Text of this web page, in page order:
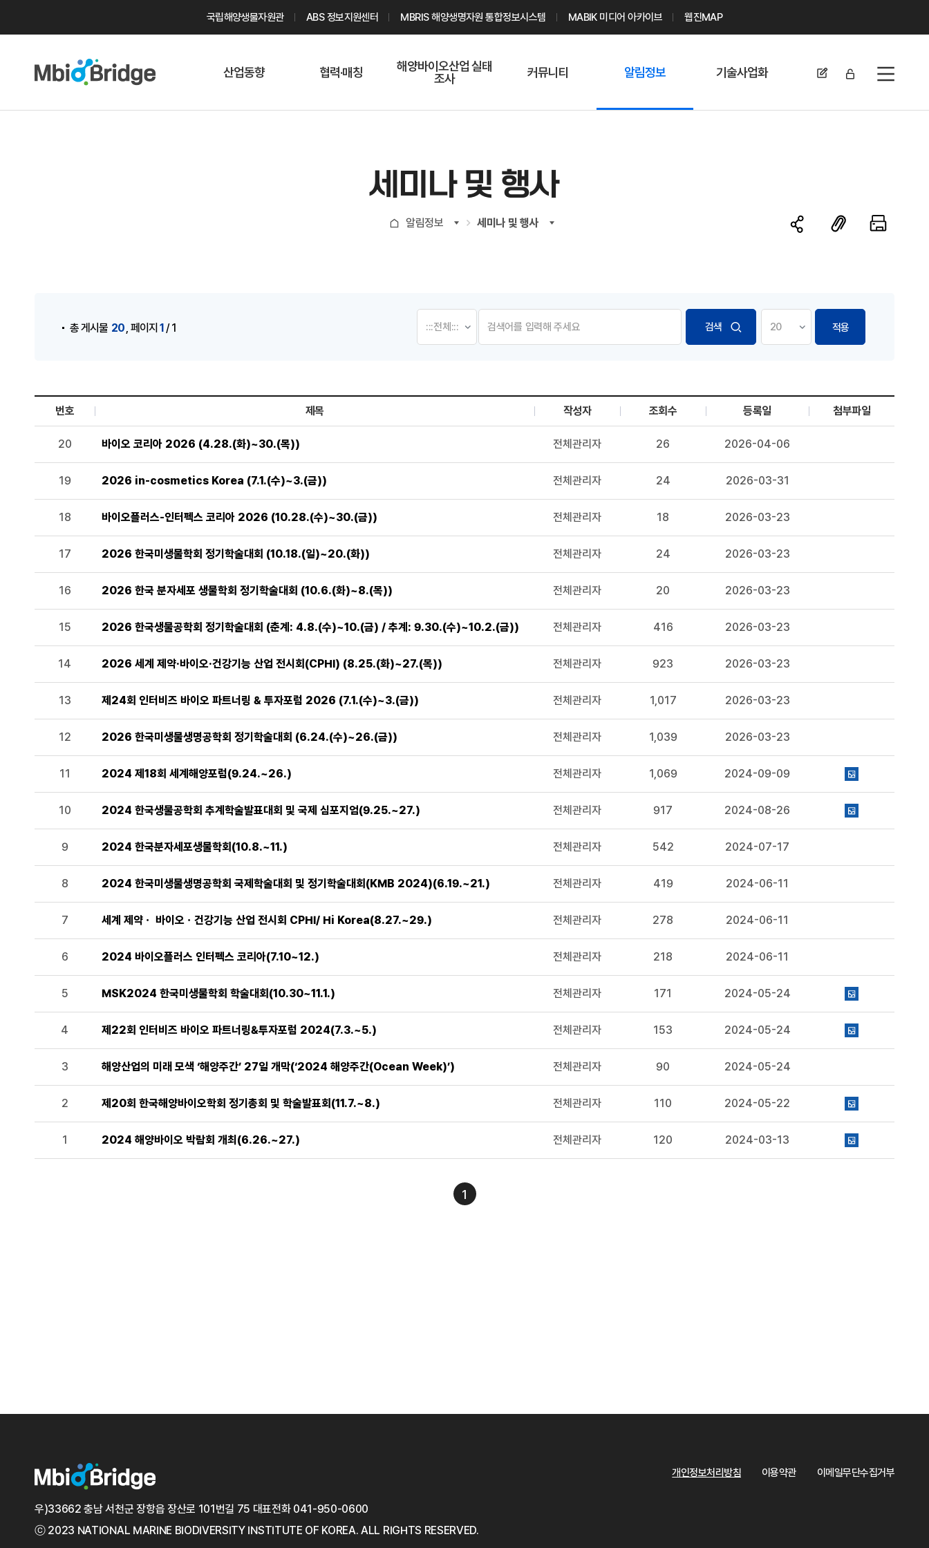
국립해양생물자원관 ABS 정보지원센터 MBRIS 해양생명자원 통합정보시스템 MABIK 미디어 아카이브 웹진MAP
전체메뉴
산업동향 협력·매칭
해양바이오산업 실태
조사
커뮤니티
지식포럼
해양바이오
기업현황
알림정보 기술사업화
세미나 및 행사
알림정보 세미나 및 행사
총 게시물 20 ,페이지1/ 1 적용
세미나 및 행사 목록으로 번호, 제목, 작성자, 조회수,등록일, 첨부파일로 나열 되고 있습니다.
번호 제목 작성자 조회수 등록일 첨부파일
20 바이오 코리아 2026 (4.28.(화)~30.(목)) 전체관리자 26 2026-04-06
19 2026 in-cosmetics Korea (7.1.(수)~3.(금)) 전체관리자 24 2026-03-31
18 바이오플러스-인터펙스 코리아 2026 (10.28.(수)~30.(금)) 전체관리자 18 2026-03-23
17 2026 한국미생물학회 정기학술대회 (10.18.(일)~20.(화)) 전체관리자 24 2026-03-23
16 2026 한국 분자세포 생물학회 정기학술대회 (10.6.(화)~8.(목)) 전체관리자 20 2026-03-23
15 2026 한국생물공학회 정기학술대회 (춘계: 4.8.(수)~10.(금) / 추계: 9.30.(수)~10.2.(금)) 전체관리자 416 2026-03-23
14 2026 세계 제약·바이오·건강기능 산업 전시회(CPHI) (8.25.(화)~27.(목)) 전체관리자 923 2026-03-23
13 제24회 인터비즈 바이오 파트너링 & 투자포럼 2026 (7.1.(수)~3.(금)) 전체관리자 1,017 2026-03-23
12 2026 한국미생물생명공학회 정기학술대회 (6.24.(수)~26.(금)) 전체관리자 1,039 2026-03-23
11 2024 제18회 세계해양포럼(9.24.~26.) 전체관리자 1,069 2024-09-09
10 2024 한국생물공학회 추계학술발표대회 및 국제 심포지엄(9.25.~27.) 전체관리자 917 2024-08-26
9 2024 한국분자세포생물학회(10.8.~11.) 전체관리자 542 2024-07-17
8 2024 한국미생물생명공학회 국제학술대회 및 정기학술대회(KMB 2024)(6.19.~21.) 전체관리자 419 2024-06-11
7 세계 제약ㆍ 바이오ㆍ건강기능 산업 전시회 CPHI/ Hi Korea(8.27.~29.) 전체관리자 278 2024-06-11
6 2024 바이오플러스 인터펙스 코리아(7.10~12.) 전체관리자 218 2024-06-11
5 MSK2024 한국미생물학회 학술대회(10.30~11.1.) 전체관리자 171 2024-05-24
4 제22회 인터비즈 바이오 파트너링&투자포럼 2024(7.3.~5.) 전체관리자 153 2024-05-24
3 해양산업의 미래 모색 ‘해양주간’ 27일 개막(‘2024 해양주간(Ocean Week)’) 전체관리자 90 2024-05-24
2 제20회 한국해양바이오학회 정기총회 및 학술발표회(11.7.~8.) 전체관리자 110 2024-05-22
1 2024 해양바이오 박람회 개최(6.26.~27.) 전체관리자 120 2024-03-13
1
개인정보처리방침 이용약관 이메일무단수집거부
우)33662 충남 서천군 장항읍 장산로 101번길 75 대표전화 041-950-0600
ⓒ 2023 NATIONAL MARINE BIODIVERSITY INSTITUTE OF KOREA. ALL RIGHTS RESERVED.